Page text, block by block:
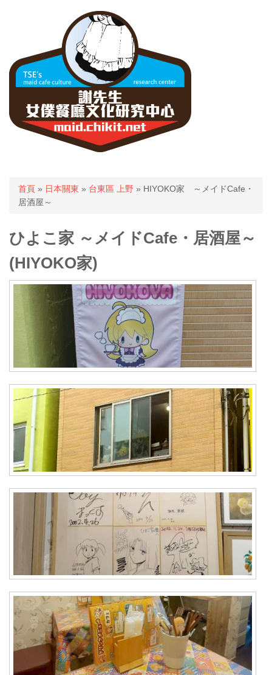
您在這裡
首頁 » 日本關東 » 台東區 上野 » HIYOKO家 ～メイドCafe・
居酒屋～
ひよこ家 ～メイドCafe・居酒屋～
(HIYOKO家)